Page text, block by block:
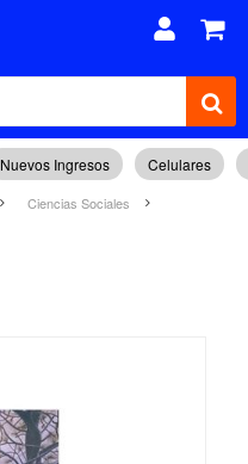
Nuevos Ingresos Celulares
Ciencias Sociales